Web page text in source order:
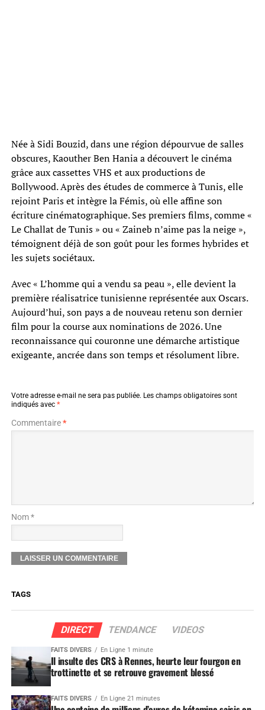
Née à Sidi Bouzid, dans une région dépourvue de salles
obscures, Kaouther Ben Hania a découvert le cinéma
grâce aux cassettes VHS et aux productions de
Bollywood. Après des études de commerce à Tunis, elle
rejoint Paris et intègre la Fémis, où elle affine son
écriture cinématographique. Ses premiers films, comme «
Le Challat de Tunis » ou « Zaineb n’aime pas la neige »,
témoignent déjà de son goût pour les formes hybrides et
les sujets sociétaux.
Avec « L’homme qui a vendu sa peau », elle devient la
première réalisatrice tunisienne représentée aux Oscars.
Aujourd’hui, son pays a de nouveau retenu son dernier
film pour la course aux nominations de 2026. Une
reconnaissance qui couronne une démarche artistique
exigeante, ancrée dans son temps et résolument libre.
Votre adresse e-mail ne sera pas publiée. Les champs obligatoires sont
indiqués avec *
Commentaire*
Nom *
TAGS
DIRECT TENDANCE VIDEOS
FAITS DIVERS En Ligne 1 minute
Il insulte des CRS à Rennes, heurte leur fourgon en
trottinette et se retrouve gravement blessé
FAITS DIVERS En Ligne 21 minutes